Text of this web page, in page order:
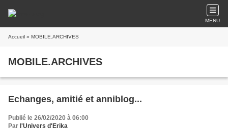
MENU
Accueil » MOBILE.ARCHIVES
MOBILE.ARCHIVES
Echanges, amitié et anniblog...
Publié le 26/02/2020 à 06:00
Par l'Univers d'Erika